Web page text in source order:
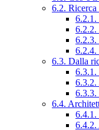
6.2.
6.2.1.
6.2.2.
6.2.3.
6.2.4.
6.3. Dalla
6.3.1.
6.3.2.
6.3.3.
6.4.
6.4.1.
6.4.2.